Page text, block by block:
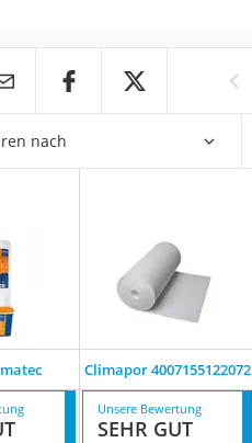
nach
Climapor 4007155122072
Unsere Bewertung
SEHR GUT